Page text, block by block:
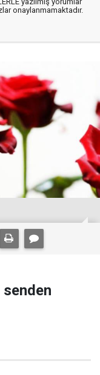
onaylanmamaktadır.